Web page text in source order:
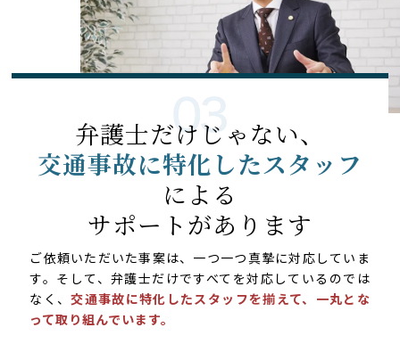
弁護士だけじゃない、
交通事故に特化したスタッフ
による
サポートがあります
ご依頼いただいた事案は、一つ一つ真摯に対応していま
す。そして、弁護士だけですべてを対応しているのでは
なく、交通事故に特化したスタッフを揃えて、一丸とな
って取り組んでいます。